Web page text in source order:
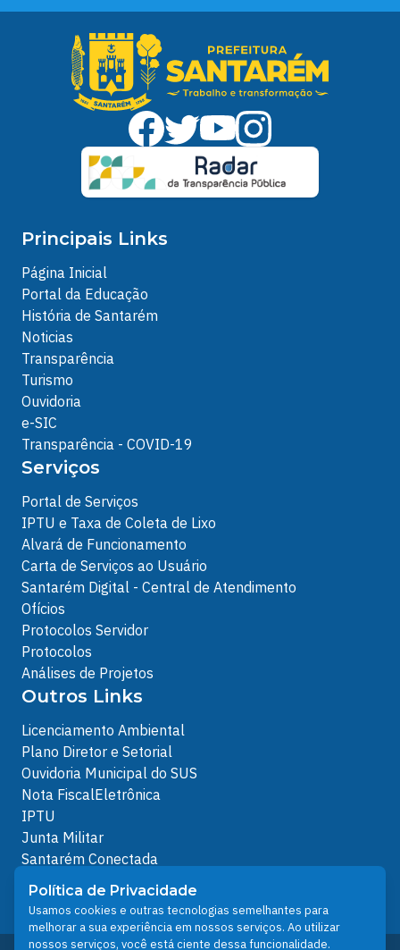
Principais Links
Página Inicial
Portal da Educação
História de Santarém
Noticias
Transparência
Turismo
Ouvidoria
e-SIC
Transparência - COVID-19
Serviços
Portal de Serviços
IPTU e Taxa de Coleta de Lixo
Alvará de Funcionamento
Carta de Serviços ao Usuário
Santarém Digital - Central de Atendimento
Ofícios
Protocolos Servidor
Protocolos
Análises de Projetos
Outros Links
Licenciamento Ambiental
Plano Diretor e Setorial
Ouvidoria Municipal do SUS
Nota FiscalEletrônica
IPTU
Junta Militar
Santarém Conectada
Política de Privacidade
People illustrations by Storyset
Política de Privacidade
Usamos cookies e outras tecnologias semelhantes para
melhorar a sua experiência em nossos serviços. Ao utilizar
nossos serviços, você está ciente dessa funcionalidade.